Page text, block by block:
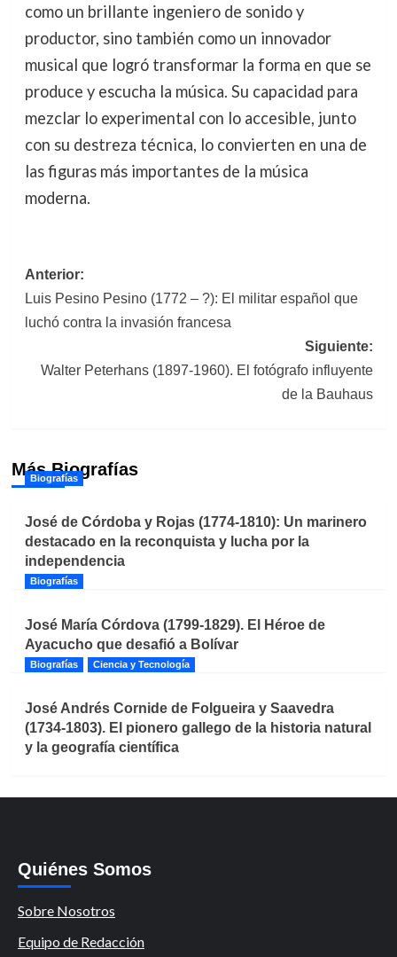
como un brillante ingeniero de sonido y
productor, sino también como un innovador
musical que logró transformar la forma en que se
produce y escucha la música. Su capacidad para
mezclar lo experimental con lo accesible, junto
con su destreza técnica, lo convierten en una de
las figuras más importantes de la música
moderna.
Navegación
de
Anterior:
Luis Pesino Pesino (1772 – ?): El militar español que
luchó contra la invasión francesa
Siguiente:
Walter Peterhans (1897-1960). El fotógrafo influyente
de la Bauhaus
Más Biografías
Biografías
José de Córdoba y Rojas (1774-1810): Un marinero
destacado en la reconquista y lucha por la
independencia
Biografías
José María Córdova (1799-1829). El Héroe de
Ayacucho que desafió a Bolívar
Biografías Ciencia y Tecnología
José Andrés Cornide de Folgueira y Saavedra
(1734-1803). El pionero gallego de la historia natural
y la geografía científica
Quiénes Somos
Sobre Nosotros
Equipo de Redacción